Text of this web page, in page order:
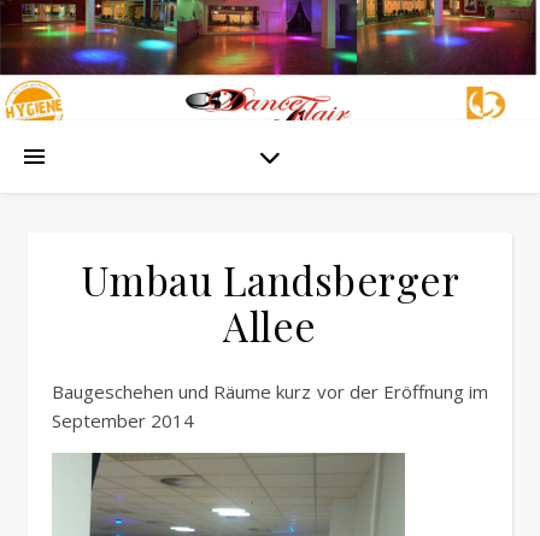
Umbau Landsberger
Allee
Baugeschehen und Räume kurz vor der Eröffnung im
September 2014